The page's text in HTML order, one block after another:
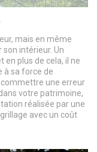
mais en même
intérieur. Un
en plus de cela, il ne
à sa force de
une erreur
votre patrimoine,
réalisée par une
avec un coût